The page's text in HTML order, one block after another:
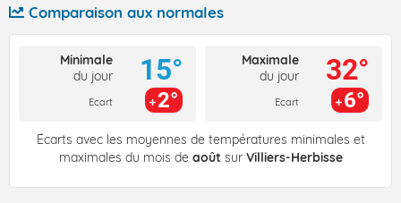
Comparaison aux normales
Minimale
du jour
Ecart
15°
2°
Maximale
du jour
Ecart
32°
6°
Écarts avec les moyennes de températures minimales et
maximales du mois de août sur Villiers-Herbisse